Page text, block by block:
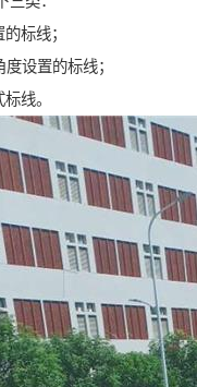
标线；
设置的标线；
线。